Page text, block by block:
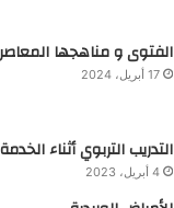
الفتوى و مناهجها
17 أبريل، 2024
التدريب التربوي أثناء
4 أبريل، 2023